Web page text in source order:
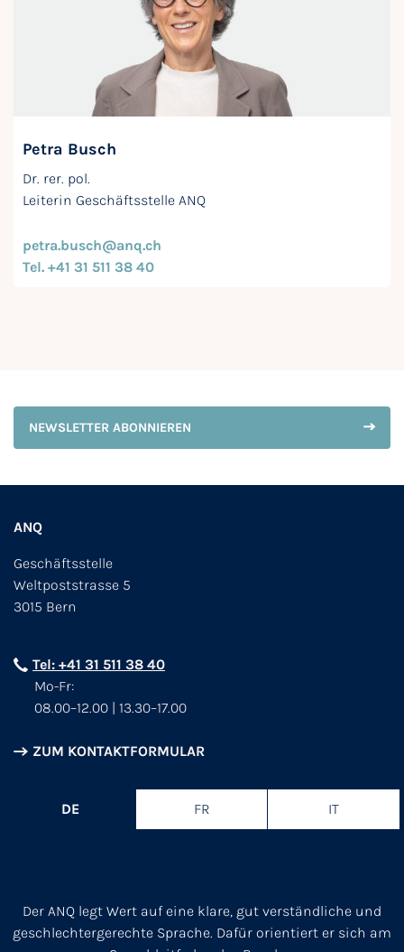
Petra Busch
Dr. rer. pol.
Leiterin Geschäftsstelle ANQ
petra.busch@anq.ch
Tel. +41 31 511 38 40
NEWSLETTER ABONNIEREN
ANQ
Geschäftsstelle
Weltpoststrasse 5
3015 Bern
Tel: +41 31 511 38 40
Mo-Fr:
08.00–12.00 | 13.30–17.00
ZUM KONTAKTFORMULAR
DE FR IT
Der ANQ legt Wert auf eine klare, gut verständliche und
geschlechtergerechte Sprache. Dafür orientiert er sich am